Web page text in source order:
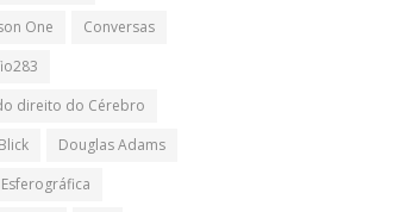
One
Conversas
direito do Cérebro
Douglas Adams
Esferográfica